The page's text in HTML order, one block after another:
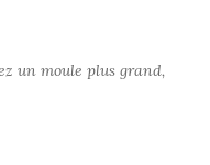
un moule plus grand,